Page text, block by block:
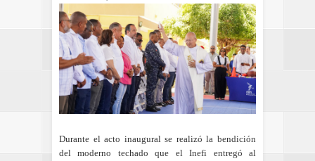
Durante el acto inaugural se realizó la bendición
del moderno techado que el Inefi entregó al